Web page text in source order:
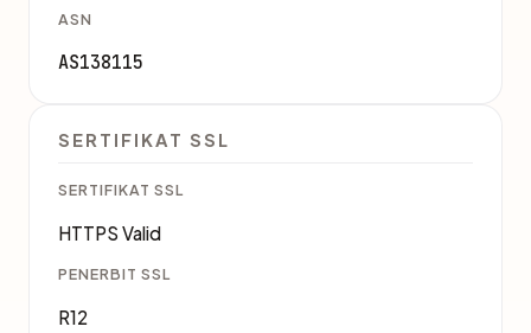
ASN
AS138115
SERTIFIKAT SSL
SERTIFIKAT SSL
HTTPS Valid
PENERBIT SSL
R12